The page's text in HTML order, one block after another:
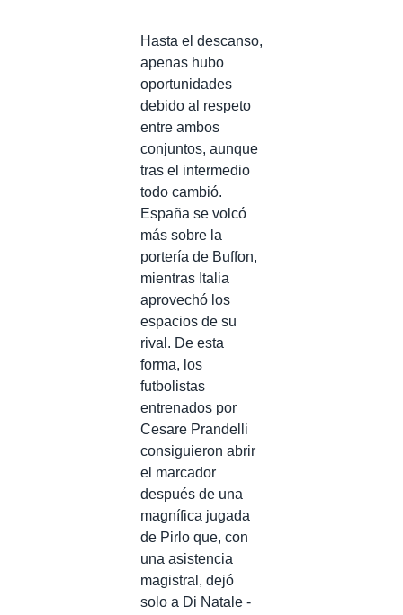
Hasta el descanso,
apenas hubo
oportunidades
debido al respeto
entre ambos
conjuntos, aunque
tras el intermedio
todo cambió.
España se volcó
más sobre la
portería de Buffon,
mientras Italia
aprovechó los
espacios de su
rival. De esta
forma, los
futbolistas
entrenados por
Cesare Prandelli
consiguieron abrir
el marcador
después de una
magnífica jugada
de Pirlo que, con
una asistencia
magistral, dejó
solo a Di Natale -